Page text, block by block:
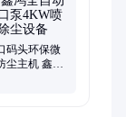
码头环保微
尘主机 鑫鸿